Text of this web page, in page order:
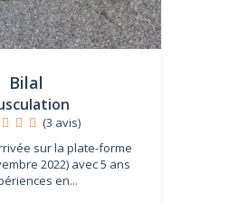
Bilal
(3 avis)
sur la plate-forme
2022) avec 5 ans
en...